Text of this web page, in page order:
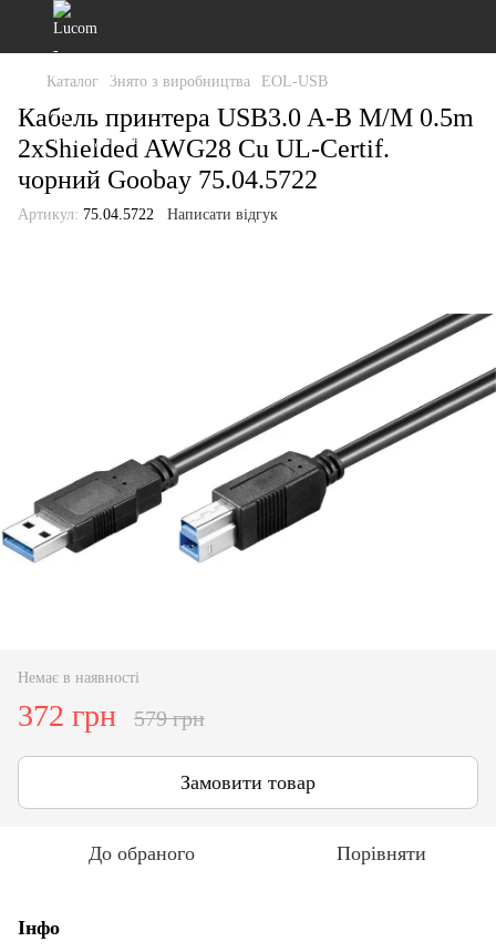
Каталог Знято з виробництва EOL-USB
Кабель принтера USB3.0 A-B M/M 0.5m
2xShielded AWG28 Cu UL-Certif.
чорний Goobay 75.04.5722
Артикул: 75.04.5722 Написати відгук
Немає в наявності
372 грн 579 грн
Замовити товар
До обраного Порівняти
Інфо